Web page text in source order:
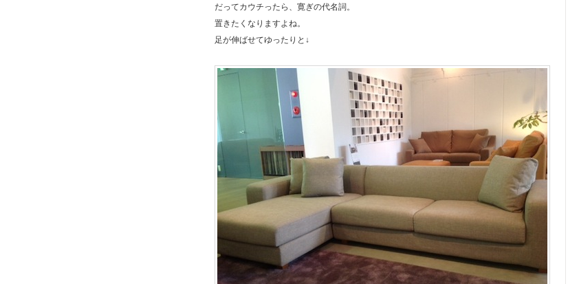
だってカウチったら、寛ぎの代名詞。
置きたくなりますよね。
足が伸ばせてゆったりと↓